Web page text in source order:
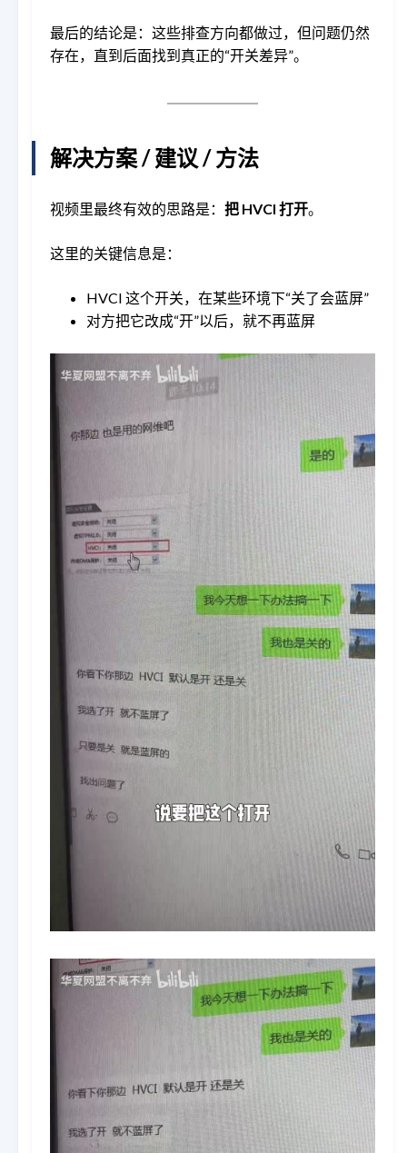
最后的结论是：这些排查方向都做过，但问题仍然
存在，直到后面找到真正的“开关差异”。
解决方案 / 建议 / 方法
视频里最终有效的思路是： 把 HVCI 打开。
这里的关键信息是：
HVCI 这个开关，在某些环境下“关了会蓝屏”
对方把它改成“开”以后，就不再蓝屏